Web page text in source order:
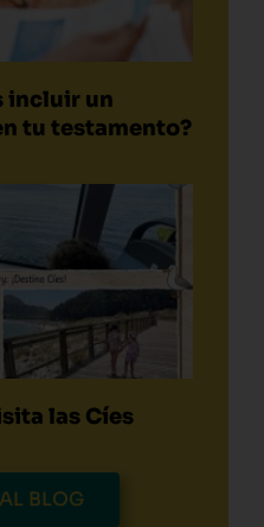
incluir un
tu testamento?
las Cíes
BLOG